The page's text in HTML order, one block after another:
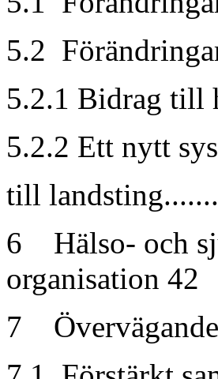
5.2
5.2.1 Bidrag till
5.2.2 Ett nytt
till
6 Hälso- och
organisation 42
7